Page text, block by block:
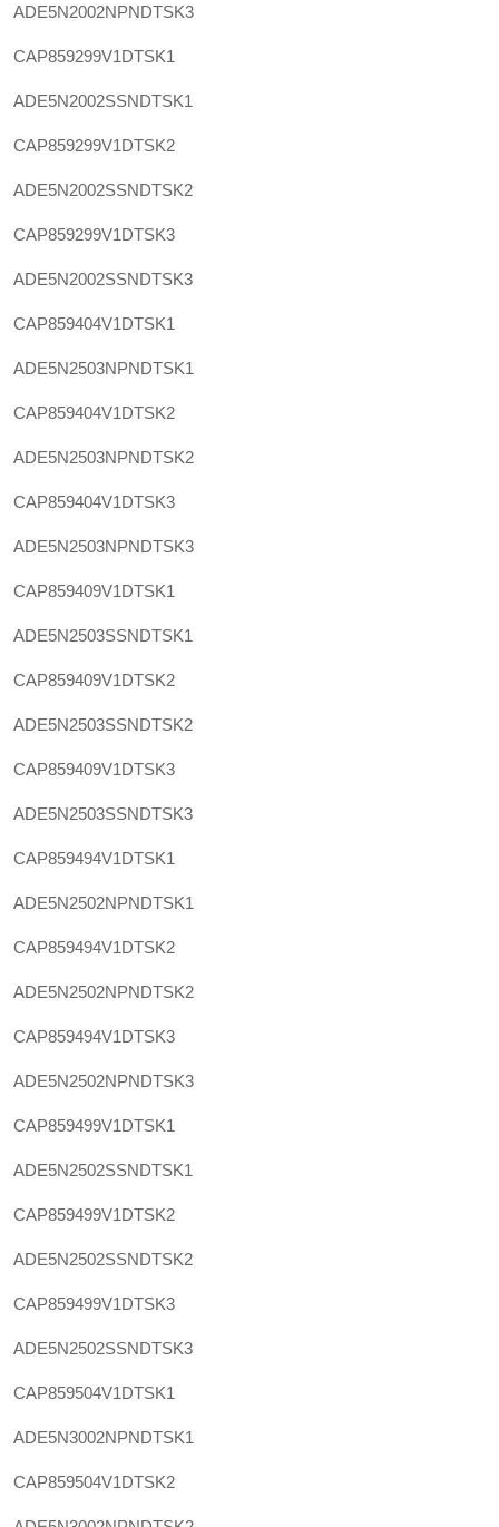
ADE5N2002NPNDTSK3
CAP859299V1DTSK1
ADE5N2002SSNDTSK1
CAP859299V1DTSK2
ADE5N2002SSNDTSK2
CAP859299V1DTSK3
ADE5N2002SSNDTSK3
CAP859404V1DTSK1
ADE5N2503NPNDTSK1
CAP859404V1DTSK2
ADE5N2503NPNDTSK2
CAP859404V1DTSK3
ADE5N2503NPNDTSK3
CAP859409V1DTSK1
ADE5N2503SSNDTSK1
CAP859409V1DTSK2
ADE5N2503SSNDTSK2
CAP859409V1DTSK3
ADE5N2503SSNDTSK3
CAP859494V1DTSK1
ADE5N2502NPNDTSK1
CAP859494V1DTSK2
ADE5N2502NPNDTSK2
CAP859494V1DTSK3
ADE5N2502NPNDTSK3
CAP859499V1DTSK1
ADE5N2502SSNDTSK1
CAP859499V1DTSK2
ADE5N2502SSNDTSK2
CAP859499V1DTSK3
ADE5N2502SSNDTSK3
CAP859504V1DTSK1
ADE5N3002NPNDTSK1
CAP859504V1DTSK2